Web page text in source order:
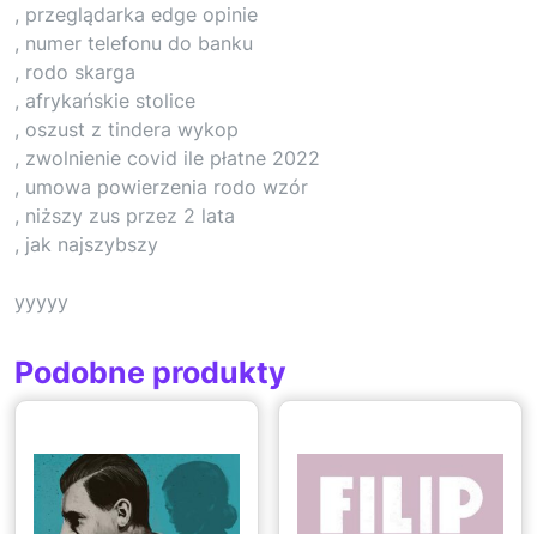
, przeglądarka edge opinie
, numer telefonu do banku
, rodo skarga
, afrykańskie stolice
, oszust z tindera wykop
, zwolnienie covid ile płatne 2022
, umowa powierzenia rodo wzór
, niższy zus przez 2 lata
, jak najszybszy
yyyyy
Podobne produkty